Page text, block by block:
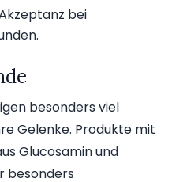
bei
besonders viel
Gelenke. Produkte mit
Glucosamin und
besonders